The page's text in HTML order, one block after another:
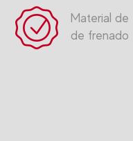
Material
de frenado